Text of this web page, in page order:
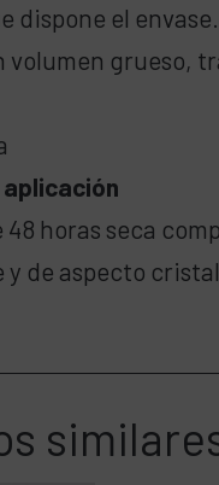
dispone el
volumen grueso,
48 horas seca
de aspecto